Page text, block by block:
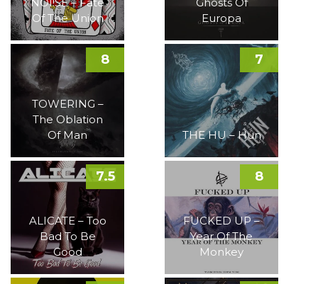
Of The Union
Europa
TOWERING –
The Oblation
Of Man
8
THE HU – Hun
7
ALICATE – Too
Bad To Be
Good
7.5
FUCKED UP –
Year Of The
Monkey
8